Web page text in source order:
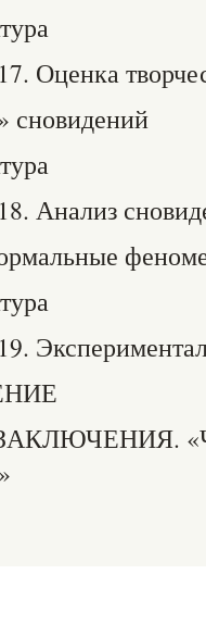
Оценка
сновидений
Анализ